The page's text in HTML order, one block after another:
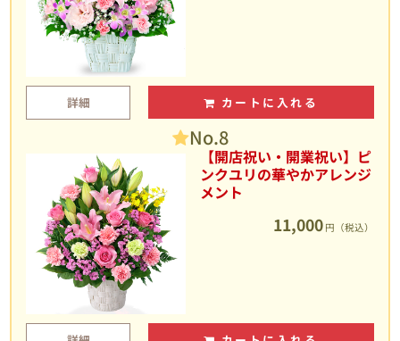
詳細 カートに入れる
No.8
【開店祝い・開業祝い】ピ
ンクユリの華やかアレンジ
メント
11,000 円（税込）